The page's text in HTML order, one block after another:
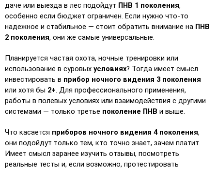
даче или выезда в лес подойдут ПНВ 1 поколения,
особенно если бюджет ограничен. Если нужно что-то
надежное и стабильное — стоит обратить внимание на ПНВ
2 поколения, они же самые универсальные.
Планируется частая охота, ночные тренировки или
использование в суровых условиях? Тогда имеет смысл
инвестировать в прибор ночного видения 3 поколения
или хотя бы 2+. Для профессионального применения,
работы в полевых условиях или взаимодействия с другими
системами — только третье поколение ПНВ и выше.
Что касается приборов ночного видения 4 поколения,
они подойдут только тем, кто точно знает, зачем платит.
Имеет смысл заранее изучить отзывы, посмотреть
реальные тесты и, если возможно, протестировать